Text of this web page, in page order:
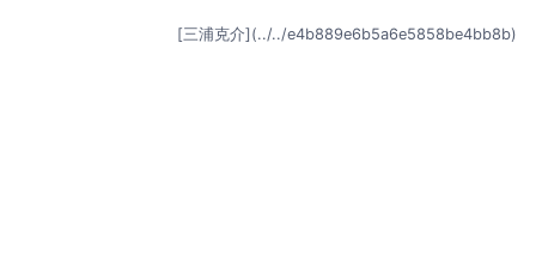
[三浦克介](../../e4b889e6b5a6e5858be4bb8b)